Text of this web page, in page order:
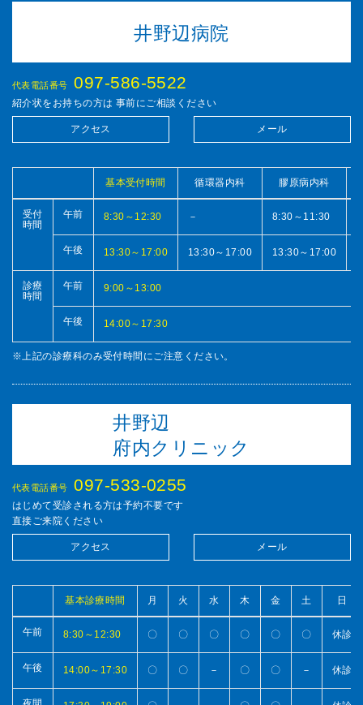
井野辺病院
代表電話番号 097-586-5522
紹介状をお持ちの方は 事前にご相談ください
アクセス メール
基本受付時間 循環器内科 膠原病内科
受付
時間
午前 8:30～12:30 － 8:30～11:30
午後 13:30～17:00 13:30～17:00 13:30～17:00
診療
時間
午前 9:00～13:00
午後 14:00～17:30
※上記の診療科のみ受付時間にご注意ください。
井野辺
府内クリニック
代表電話番号 097-533-0255
はじめて受診される方は予約不要です
直接ご来院ください
アクセス メール
基本診療時間 月 火 水 木 金 土 日
午前 8:30～12:30 〇 〇 〇 〇 〇 〇 休診
午後 14:00～17:30 〇 〇 － 〇 〇 － 休診